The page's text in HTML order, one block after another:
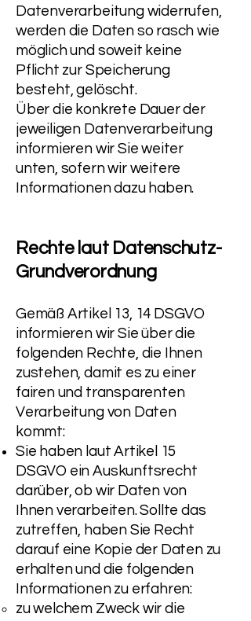
Datenverarbeitung widerrufen,
werden die Daten so rasch wie
möglich und soweit keine
Pflicht zur Speicherung
besteht, gelöscht.
Über die konkrete Dauer der
jeweiligen Datenverarbeitung
informieren wir Sie weiter
unten, sofern wir weitere
Informationen dazu haben.
Rechte laut Datenschutz-
Grundverordnung
Gemäß Artikel 13, 14 DSGVO
informieren wir Sie über die
folgenden Rechte, die Ihnen
zustehen, damit es zu einer
fairen und transparenten
Verarbeitung von Daten
kommt:
Sie haben laut Artikel 15
DSGVO ein Auskunftsrecht
darüber, ob wir Daten von
Ihnen verarbeiten. Sollte das
zutreffen, haben Sie Recht
darauf eine Kopie der Daten zu
erhalten und die folgenden
Informationen zu erfahren:
zu welchem Zweck wir die